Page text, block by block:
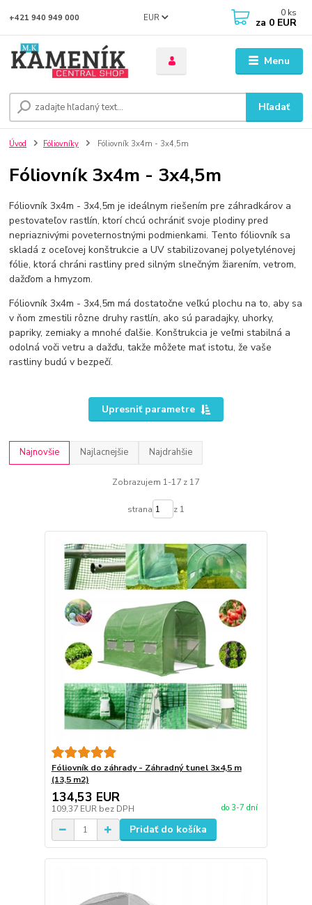
Menu
EUR
Hľadať
+421 940 949 000 0 ks
za 0 EUR
Úvod Fóliovníky Fóliovník 3x4m - 3x4,5m
Fóliovník 3x4m - 3x4,5m
Fóliovník 3x4m - 3x4,5m je ideálnym riešením pre záhradkárov a
pestovateľov rastlín, ktorí chcú ochrániť svoje plodiny pred
nepriaznivými poveternostnými podmienkami. Tento fóliovník sa
skladá z oceľovej konštrukcie a UV stabilizovanej polyetylénovej
fólie, ktorá chráni rastliny pred silným slnečným žiarením, vetrom,
dažďom a hmyzom.
Fóliovník 3x4m - 3x4,5m má dostatočne veľkú plochu na to, aby sa
v ňom zmestili rôzne druhy rastlín, ako sú paradajky, uhorky,
papriky, zemiaky a mnohé ďalšie. Konštrukcia je veľmi stabilná a
odolná voči vetru a dažďu, takže môžete mať istotu, že vaše
rastliny budú v bezpečí.
Upresniť parametre
Najnovšie Najlacnejšie Najdrahšie
Zobrazujem 1-17 z 17
strana z 1
Fóliovník do záhrady - Záhradný tunel 3x4,5 m
(13,5 m2)
134,53 EUR
109,37 EUR bez DPH do 3-7 dní
Pridať do košíka